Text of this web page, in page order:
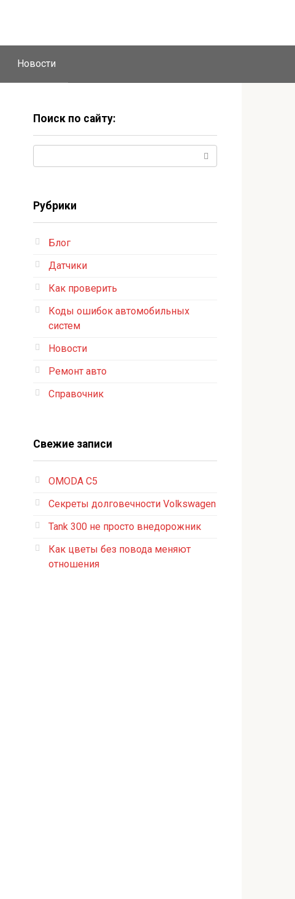
Новости
Поиск по сайту:
Рубрики
Блог
Датчики
Как проверить
Коды ошибок автомобильных
систем
Новости
Ремонт авто
Справочник
Свежие записи
OMODA C5
Секреты долговечности Volkswagen
Tank 300 не просто внедорожник
Как цветы без повода меняют
отношения